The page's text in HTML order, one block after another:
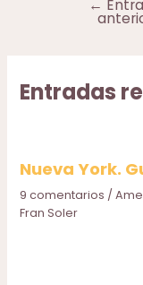
Navegación
←
Entradas
Nueva York.
9 comentarios /
Fran Soler